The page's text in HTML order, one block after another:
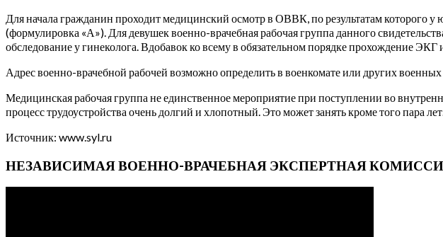
Для начала гражданин проходит медицинский осмотр в ОВВК, по результатам которого
(формулировка «А»). Для девушек военно-врачебная рабочая группа данного
обследование у гинеколога. Вдобавок ко всему в обязательном порядке прохождение
Адрес военно-врачебной рабочей возможно определить в военкомате или других
Медицинская рабочая группа не единственное мероприятие при поступлении во
процесс трудоустройства очень долгий и хлопотный. Это может занять кроме того пара
Источник: www.syl.ru
НЕЗАВИСИМАЯ ВОЕННО-ВРАЧЕБНАЯ ЭКСПЕРТНАЯ